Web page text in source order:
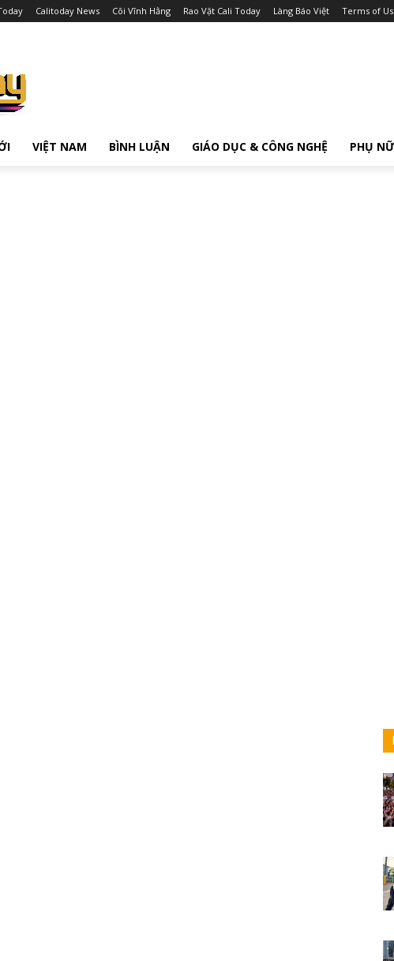
Calitoday News Cõi Vĩnh Hằng Rao Vặt Cali Today Làng Báo Việt Terms of
VIỆT NAM BÌNH LUẬN GIÁO DỤC & CÔNG NGHỆ PHỤ NỮ